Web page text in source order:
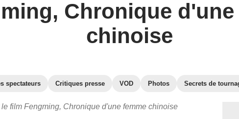
Chronique d'une
chinoise
spectateurs Critiques presse VOD Photos Secrets de
film Fengming, Chronique d'une femme chinoise